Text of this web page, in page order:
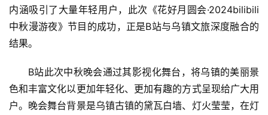
内涵吸引了大量年轻用户，此次《花好月圆会·2024bilibili
中秋漫游夜》节目的成功，正是B站与乌镇文旅深度融合的
结果。
B站此次中秋晚会通过其影视化舞台，将乌镇的美丽景
色和丰富文化以更加年轻化、更加有趣的方式呈现给广大用
户。晚会舞台背景是乌镇古镇的黛瓦白墙、灯火莹莹，在灯